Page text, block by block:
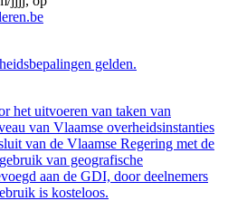
gelden.
het uitvoeren van taken van
van Vlaamse overheidsinstanties
van de Vlaamse Regering met de
van geografische
aan de GDI, door deelnemers
is kosteloos.